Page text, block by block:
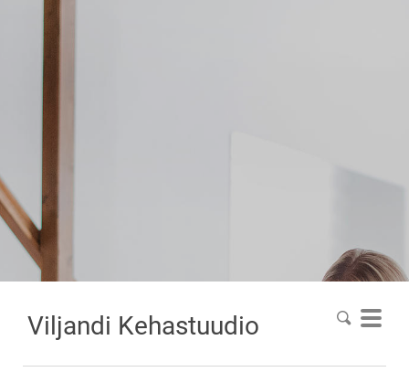
Viljandi Kehastuudio